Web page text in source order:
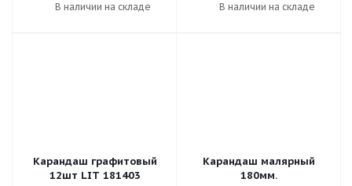
В наличии на складе
В наличии на складе
Карандаш графитовый
12шт LIT 181403
Карандаш малярный
180мм.